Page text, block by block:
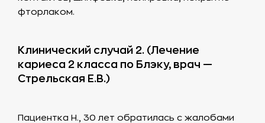
фторлаком.
Клинический случай 2. (Лечение
кариеса 2 класса по Блэку, врач —
Стрельская Е.В.)
Пациентка Н., 30 лет обратилась с жалобами